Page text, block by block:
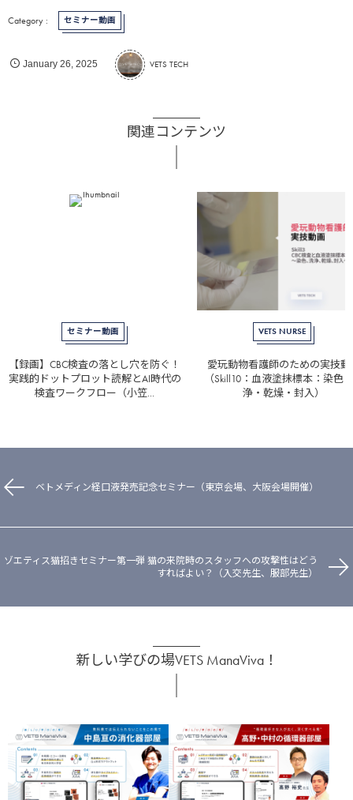
セミナー動画
January 26 ,2025 VETS TECH
関連コンテンツ
セミナー動画
【録画】CBC検査の落とし穴を防ぐ！
実践的ドットプロット読解とAI時代の
検査ワークフロー（小笠...
VETS NURSE
愛玩動物看護師のための実技動
（Skill10：血液塗抹標本：染色
浄・乾燥・封入）
ベトメディン経口液発売記念セミナー（東京会場、大阪会場開催）
ゾエティス猫招きセミナー第一弾 猫の来院時のスタッフへの攻撃性はどう
すればよい？（入交先生、服部先生）
新しい学びの場VETS ManaViva！